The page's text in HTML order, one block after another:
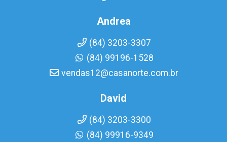
Andrea
(84) 3203-3307
(84) 99196-1528
vendas12@casanorte.com.br
David
(84) 3203-3300
(84) 99916-9349